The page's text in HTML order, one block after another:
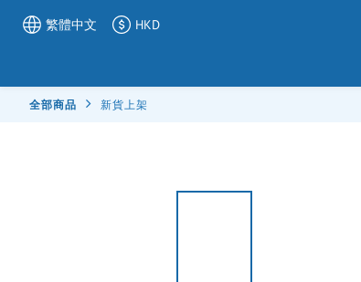
繁體中文 HKD
全部商品 新貨上架